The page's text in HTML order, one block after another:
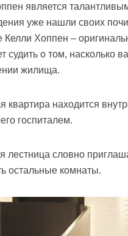
является
уже нашли своих
Келли Хоппен –
судить о том, насколько
жилища.
квартира находится
госпиталем.
лестница словно
остальные комнаты.